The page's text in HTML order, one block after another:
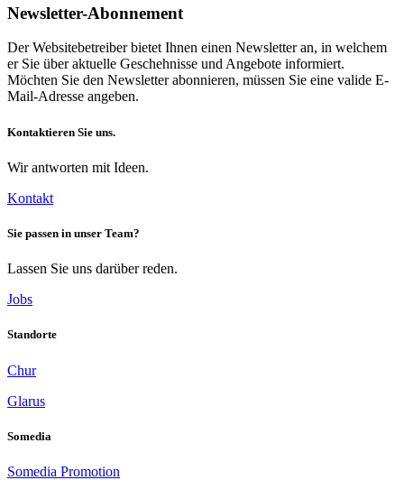
Newsletter-Abonnement
Der Websitebetreiber bietet Ihnen einen Newsletter an, in welchem
er Sie über aktuelle Geschehnisse und Angebote informiert.
Möchten Sie den Newsletter abonnieren, müssen Sie eine valide E-
Mail-Adresse angeben.
Kontaktieren Sie uns.
Wir antworten mit Ideen.
Kontakt
Sie passen in unser Team?
Lassen Sie uns darüber reden.
Jobs
Standorte
Chur
Glarus
Somedia
Somedia Promotion